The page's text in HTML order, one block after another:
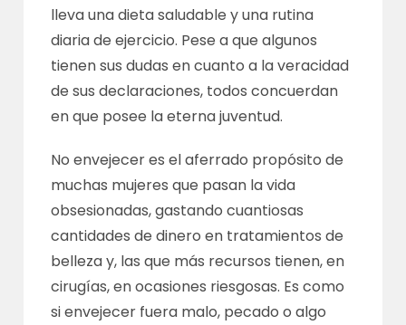
lleva una dieta saludable y una rutina
diaria de ejercicio. Pese a que algunos
tienen sus dudas en cuanto a la veracidad
de sus declaraciones, todos concuerdan
en que posee la eterna juventud.
No envejecer es el aferrado propósito de
muchas mujeres que pasan la vida
obsesionadas, gastando cuantiosas
cantidades de dinero en tratamientos de
belleza y, las que más recursos tienen, en
cirugías, en ocasiones riesgosas. Es como
si envejecer fuera malo, pecado o algo